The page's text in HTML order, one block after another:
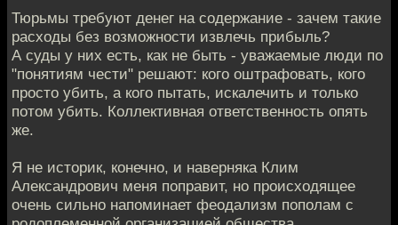
Тюрьмы требуют денег на содержание - зачем такие
расходы без возможности извлечь прибыль?
А суды у них есть, как не быть - уважаемые люди по
"понятиям чести" решают: кого оштрафовать, кого
просто убить, а кого пытать, искалечить и только
потом убить. Коллективная ответственность опять
же.
Я не историк, конечно, и наверняка Клим
Александрович меня поправит, но происходящее
очень сильно напоминает феодализм пополам с